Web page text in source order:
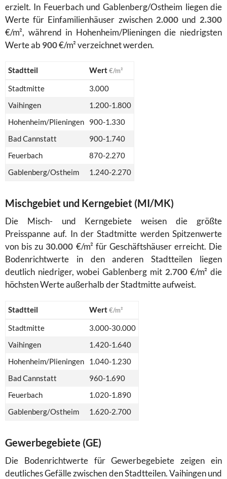
erzielt. In Feuerbach und Gablenberg/Ostheim liegen die
Werte für Einfamilienhäuser zwischen 2.000und 2.300
€/m², während in Hohenheim/Plieningen die niedrigsten
Werte ab 900€/m² verzeichnet werden.
Stadtteil Wert€/m²
Stadtmitte
3.000
Vaihingen
1.200-1.800
Hohenheim/Plieningen
900-1.330
Bad Cannstatt
900-1.740
Feuerbach
870-2.270
Gablenberg/Ostheim
1.240-2.270
Mischgebiet und Kerngebiet (MI/MK)
Die Misch- und Kerngebiete weisen die größte
Preisspanne auf. In der Stadtmitte werden Spitzenwerte
von bis zu 30.000 €/m² für Geschäftshäuser erreicht. Die
Bodenrichtwerte in den anderen Stadtteilen liegen
deutlich niedriger, wobei Gablenberg mit 2.700€/m² die
höchsten Werte außerhalb der Stadtmitte aufweist.
Stadtteil Wert€/m²
Stadtmitte
3.000-30.000
Vaihingen
1.420-1.640
Hohenheim/Plieningen
1.040-1.230
Bad Cannstatt
960-1.690
Feuerbach
1.020-1.890
Gablenberg/Ostheim
1.620-2.700
Gewerbegebiete (GE)
Die Bodenrichtwerte für Gewerbegebiete zeigen ein
deutliches Gefälle zwischen den Stadtteilen. Vaihingen und